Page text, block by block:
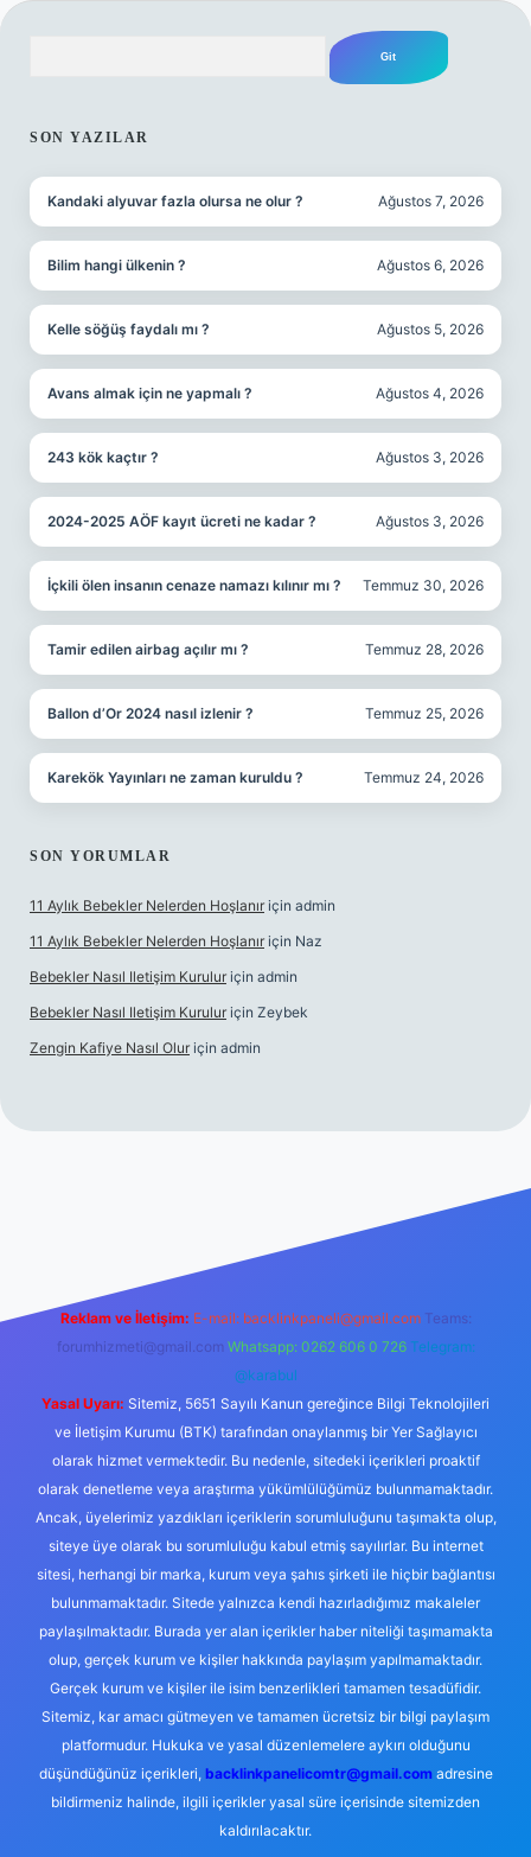
SON YAZILAR
Kandaki alyuvar fazla olursa ne olur ? Ağustos 7, 2026
Bilim hangi ülkenin ? Ağustos 6, 2026
Kelle söğüş faydalı mı ? Ağustos 5, 2026
Avans almak için ne yapmalı ? Ağustos 4, 2026
243 kök kaçtır ? Ağustos 3, 2026
2024-2025 AÖF kayıt ücreti ne kadar ? Ağustos 3, 2026
İçkili ölen insanın cenaze namazı kılınır mı ? Temmuz 30, 2026
Tamir edilen airbag açılır mı ? Temmuz 28, 2026
Ballon d’Or 2024 nasıl izlenir ? Temmuz 25, 2026
Karekök Yayınları ne zaman kuruldu ? Temmuz 24, 2026
SON YORUMLAR
11 Aylık Bebekler Nelerden Hoşlanır için admin
11 Aylık Bebekler Nelerden Hoşlanır için Naz
Bebekler Nasıl Iletişim Kurulur için admin
Bebekler Nasıl Iletişim Kurulur için Zeybek
Zengin Kafiye Nasıl Olur için admin
Reklam ve İletişim: E-mail: backlinkpaneli@gmail.com Teams:
forumhizmeti@gmail.com Whatsapp: 0262 606 0 726 Telegram:
@karabul
Yasal Uyarı: Sitemiz, 5651 Sayılı Kanun gereğince Bilgi Teknolojileri
ve İletişim Kurumu (BTK) tarafından onaylanmış bir Yer Sağlayıcı
olarak hizmet vermektedir. Bu nedenle, sitedeki içerikleri proaktif
olarak denetleme veya araştırma yükümlülüğümüz bulunmamaktadır.
Ancak, üyelerimiz yazdıkları içeriklerin sorumluluğunu taşımakta olup,
siteye üye olarak bu sorumluluğu kabul etmiş sayılırlar. Bu internet
sitesi, herhangi bir marka, kurum veya şahıs şirketi ile hiçbir bağlantısı
bulunmamaktadır. Sitede yalnızca kendi hazırladığımız makaleler
paylaşılmaktadır. Burada yer alan içerikler haber niteliği taşımamakta
olup, gerçek kurum ve kişiler hakkında paylaşım yapılmamaktadır.
Gerçek kurum ve kişiler ile isim benzerlikleri tamamen tesadüfidir.
Sitemiz, kar amacı gütmeyen ve tamamen ücretsiz bir bilgi paylaşım
platformudur. Hukuka ve yasal düzenlemelere aykırı olduğunu
düşündüğünüz içerikleri, backlinkpanelicomtr@gmail.comadresine
bildirmeniz halinde, ilgili içerikler yasal süre içerisinde sitemizden
kaldırılacaktır.